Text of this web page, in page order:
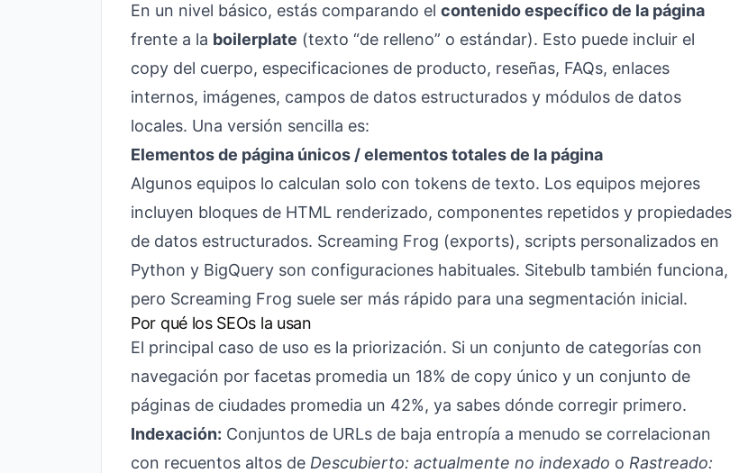
En un nivel básico, estás comparando el contenido específico de la página
frente a la boilerplate (texto “de relleno” o estándar). Esto puede incluir el
copy del cuerpo, especificaciones de producto, reseñas, FAQs, enlaces
internos, imágenes, campos de datos estructurados y módulos de datos
locales. Una versión sencilla es:
Elementos de página únicos / elementos totales de la página
Algunos equipos lo calculan solo con tokens de texto. Los equipos mejores
incluyen bloques de HTML renderizado, componentes repetidos y propiedades
de datos estructurados. Screaming Frog (exports), scripts personalizados en
Python y BigQuery son configuraciones habituales. Sitebulb también funciona,
pero Screaming Frog suele ser más rápido para una segmentación inicial.
Por qué los SEOs la usan
El principal caso de uso es la priorización. Si un conjunto de categorías con
navegación por facetas promedia un 18% de copy único y un conjunto de
páginas de ciudades promedia un 42%, ya sabes dónde corregir primero.
Indexación: Conjuntos de URLs de baja entropía a menudo se correlacionan
con recuentos altos de Descubierto: actualmente no indexado o Rastreado: